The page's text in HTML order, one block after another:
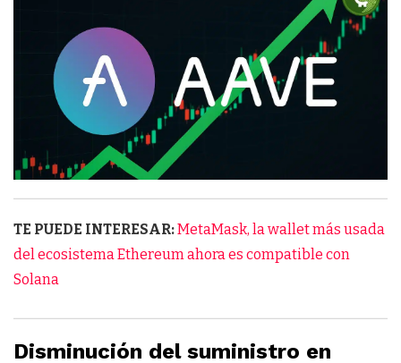
TE PUEDE INTERESAR:MetaMask, la wallet más usada
del ecosistema Ethereum ahora es compatible con
Solana
Disminución del suministro en